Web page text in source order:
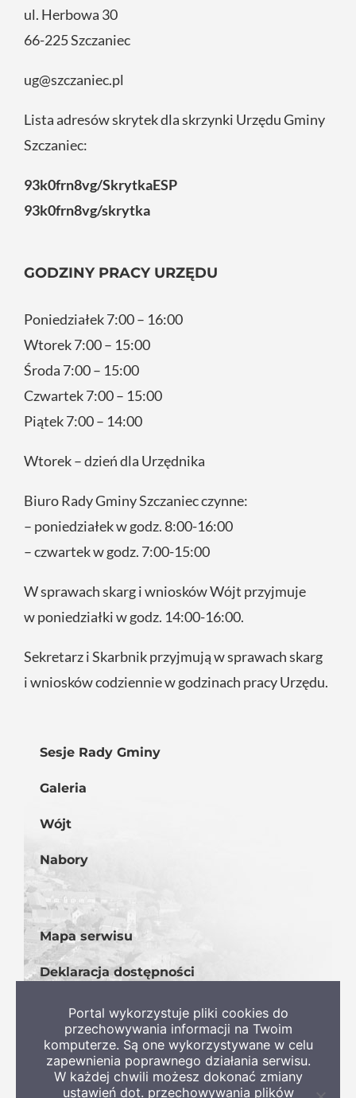
ul. Herbowa 30
66-225 Szczaniec
ug@szczaniec.pl
Lista adresów skrytek dla skrzynki Urzędu Gminy
Szczaniec:
93k0frn8vg/SkrytkaESP
93k0frn8vg/skrytka
GODZINY PRACY URZĘDU
Poniedziałek 7:00 – 16:00
Wtorek 7:00 – 15:00
Środa 7:00 – 15:00
Czwartek 7:00 – 15:00
Piątek 7:00 – 14:00
Wtorek – dzień dla Urzędnika
Biuro Rady Gminy Szczaniec czynne:
– poniedziałek w godz. 8:00-16:00
– czwartek w godz. 7:00-15:00
W sprawach skarg i wniosków Wójt przyjmuje
w poniedziałki w godz. 14:00-16:00.
Sekretarz i Skarbnik przyjmują w sprawach skarg
i wniosków codziennie w godzinach pracy Urzędu.
Sesje Rady Gminy
Galeria
Wójt
Nabory
Mapa serwisu
Deklaracja dostępności
Portal wykorzystuje pliki cookies do
przechowywania informacji na Twoim
komputerze. Są one wykorzystywane w celu
zapewnienia poprawnego działania serwisu.
W każdej chwili możesz dokonać zmiany
ustawień dot. przechowywania plików